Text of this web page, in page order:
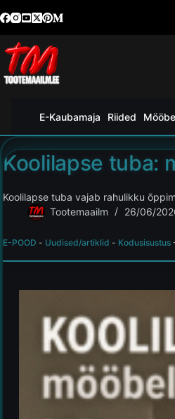
E-Kaubamaja Riided
Koolilapse tuba:
Koolilapse tuba vajab rahulikku
Tootemaailm
26/06/
E-POOD - Uudised/artiklid - Kodusisustus